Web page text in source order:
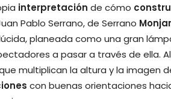
interpretación de cómo
Pablo Serrano, de Serrano
planeada como una gran
a pasar a través de ella.
multiplican la altura y la imagen
con buenas orientaciones